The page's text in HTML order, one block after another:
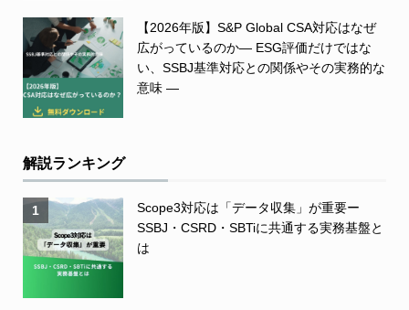
【2026年版】S&P Global CSA対応はなぜ
広がっているのか― ESG評価だけではな
い、SSBJ基準対応との関係やその実務的な
意味 ―
解説ランキング
1
Scope3対応は「データ収集」が重要ー
SSBJ・CSRD・SBTiに共通する実務基盤と
は